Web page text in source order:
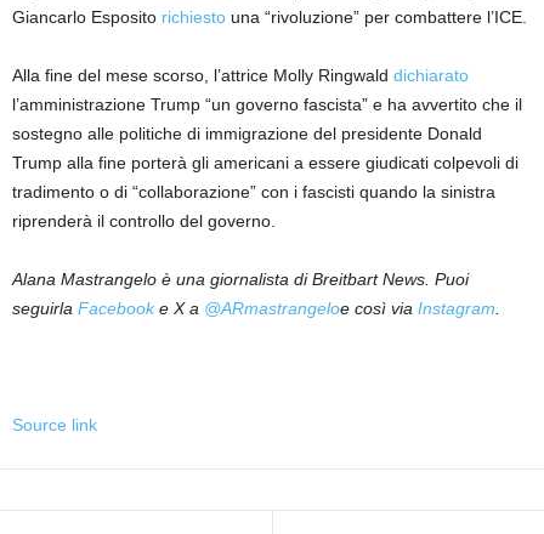
Giancarlo Esposito richiesto una “rivoluzione” per combattere l’ICE.
Alla fine del mese scorso, l’attrice Molly Ringwald dichiarato
l’amministrazione Trump “un governo fascista” e ha avvertito che il
sostegno alle politiche di immigrazione del presidente Donald
Trump alla fine porterà gli americani a essere giudicati colpevoli di
tradimento o di “collaborazione” con i fascisti quando la sinistra
riprenderà il controllo del governo.
Alana Mastrangelo è una giornalista di Breitbart News. Puoi
seguirla Facebooke X a @ARmastrangeloe così via Instagram
Source link